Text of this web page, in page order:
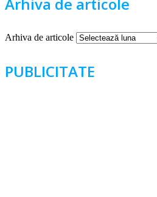
Arhiva de articole
PUBLICITATE